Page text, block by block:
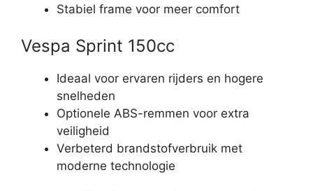
Stabiel frame voor meer comfort
Vespa Sprint 150cc
Ideaal voor ervaren rijders en hogere
snelheden
Optionele ABS-remmen voor extra
veiligheid
Verbeterd brandstofverbruik met
moderne technologie